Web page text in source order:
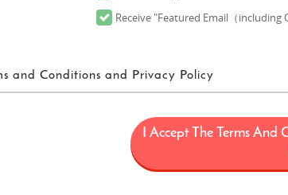
Receive "Featured Email（including
and Conditions and Privacy Policy
FUN! JAPAN利用規約
「FUN! JAPAN」とは、日本に関する情報（観光・製品・サ
して、Fun! Japanウェブサイト（理由の如何を問わず後日改
がこれに限定されません）（以下「本サイト」）の運用を含
I Accept The Terms And